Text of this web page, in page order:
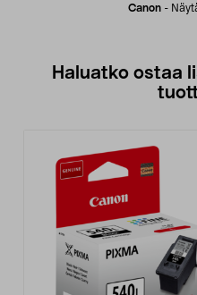
Canon -
Haluatko ostaa